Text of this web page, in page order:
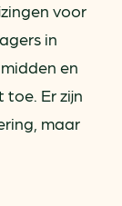
voor
in
en
Er zijn
maar